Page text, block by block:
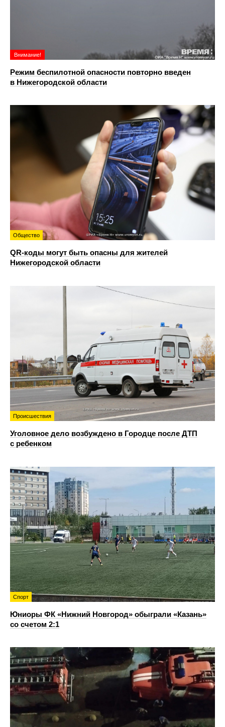
Внимание!
Режим беспилотной опасности повторно введен
в Нижегородской области
Общество
QR-коды могут быть опасны для жителей
Нижегородской области
Происшествия
Уголовное дело возбуждено в Городце после ДТП
с ребенком
Спорт
Юниоры ФК «Нижний Новгород» обыграли «Казань»
со счетом 2:1